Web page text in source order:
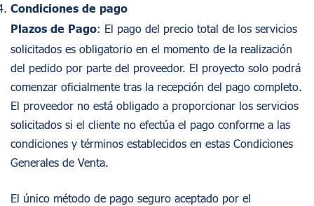
Condiciones de pago
Plazos de Pago: El pago del precio total de los servicios
solicitados es obligatorio en el momento de la realización
del pedido por parte del proveedor. El proyecto solo podrá
comenzar oficialmente tras la recepción del pago completo.
El proveedor no está obligado a proporcionar los servicios
solicitados si el cliente no efectúa el pago conforme a las
condiciones y términos establecidos en estas Condiciones
Generales de Venta.
El único método de pago seguro aceptado por el